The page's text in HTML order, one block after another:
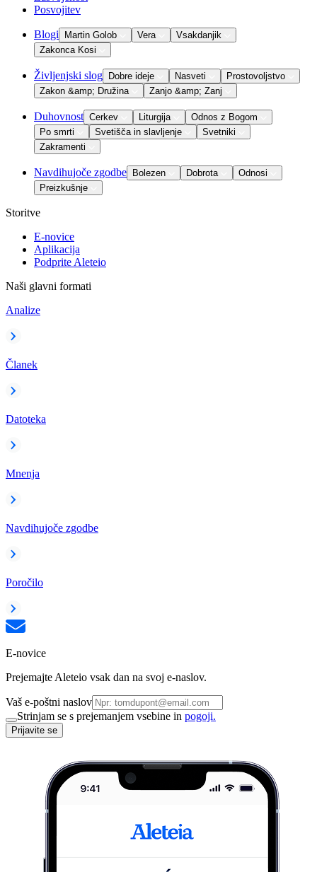
Posvojitev
Blogi Martin Golob Vera
Vsakdanjik
Zakonca Kosi
Življenjski slog Dobre ideje Nasveti
Prostovoljstvo
Zakon &amp; Družina
Zanjo &amp; Zanj
Duhovnost Cerkev Liturgija
Odnos z Bogom
Po smrti
Svetišča in slavljenje
Svetniki
Zakramenti
Navdihujoče zgodbe Bolezen Dobrota
Odnosi
Preizkušnje
Storitve
E-novice
Aplikacija
Podprite Aleteio
Naši glavni formati
Analize
Članek
Datoteka
Mnenja
Navdihujoče zgodbe
Poročilo
E-novice
Prejemajte Aleteio vsak dan na svoj e-naslov.
Vaš e-poštni naslov
Strinjam se s prejemanjem vsebine in pogoji.
Prijavite se